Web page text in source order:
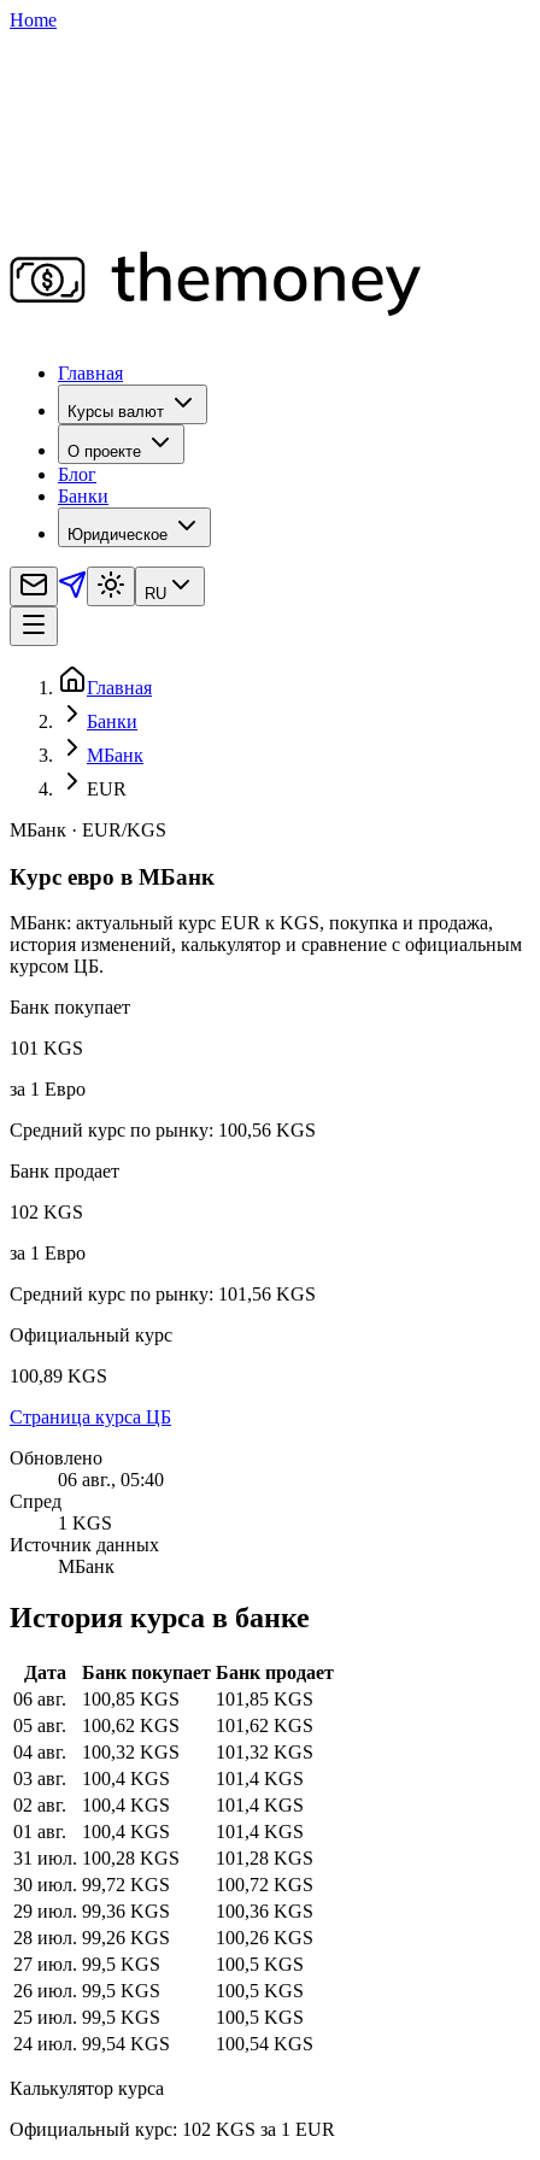
Home
Главная
Курсы валют
О проекте
Блог
Банки
Юридическое
RU
Главная
Банки
МБанк
EUR
МБанк · EUR/KGS
Курс евро в МБанк
МБанк: актуальный курс EUR к KGS, покупка и продажа,
история изменений, калькулятор и сравнение с официальным
курсом ЦБ.
Банк покупает
101 KGS
за 1 Евро
Средний курс по рынку: 100,56 KGS
Банк продает
102 KGS
за 1 Евро
Средний курс по рынку: 101,56 KGS
Официальный курс
100,89 KGS
Страница курса ЦБ
Обновлено
06 авг., 05:40
Спред
1 KGS
Источник данных
МБанк
История курса в банке
Дата Банк покупает Банк продает
06 авг.
100,85 KGS
101,85 KGS
05 авг.
100,62 KGS
101,62 KGS
04 авг.
100,32 KGS
101,32 KGS
03 авг.
100,4 KGS
101,4 KGS
02 авг.
100,4 KGS
101,4 KGS
01 авг.
100,4 KGS
101,4 KGS
31 июл. 100,28 KGS
101,28 KGS
30 июл. 99,72 KGS
100,72 KGS
29 июл. 99,36 KGS
100,36 KGS
28 июл. 99,26 KGS
100,26 KGS
27 июл. 99,5 KGS
100,5 KGS
26 июл. 99,5 KGS
100,5 KGS
25 июл. 99,5 KGS
100,5 KGS
24 июл. 99,54 KGS 100,54 KGS
Калькулятор курса
Официальный курс: 102 KGS за 1 EUR